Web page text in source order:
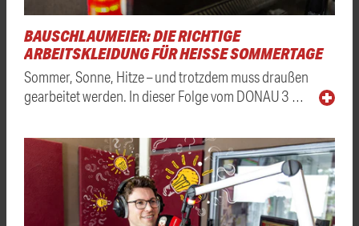
BAUSCHLAUMEIER: DIE RICHTIGE
ARBEITSKLEIDUNG FÜR HEISSE SOMMERTAGE
Sommer, Sonne, Hitze – und trotzdem muss draußen
gearbeitet werden. In dieser Folge vom DONAU 3 …